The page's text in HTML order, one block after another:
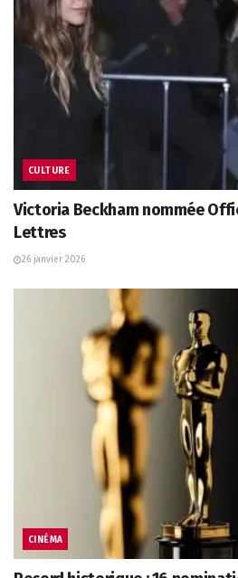
CULTURE
Victoria Beckham nommée
Lettres
26 janvier 2026
CINÉMA